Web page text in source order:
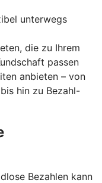
unterwegs
die zu Ihrem
passen
anbieten – von
hin zu Bezahl-
Bezahlen kann